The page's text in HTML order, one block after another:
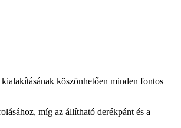
köszönhetően minden fontos
míg az állítható derékpánt és a